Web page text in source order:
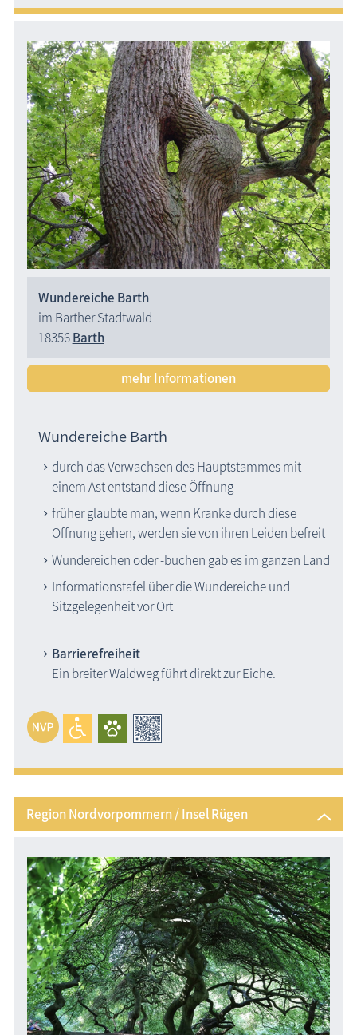
Wundereiche Barth
im Barther Stadtwald
18356Barth
mehr Informationen
Wundereiche Barth
durch das Verwachsen des Hauptstammes mit
einem Ast entstand diese Öffnung
früher glaubte man, wenn Kranke durch diese
Öffnung gehen, werden sie von ihren Leiden befreit
Wundereichen oder -buchen gab es im ganzen Land
Informationstafel über die Wundereiche und
Sitzgelegenheit vor Ort
Barrierefreiheit
Ein breiter Waldweg führt direkt zur Eiche.
Region Nordvorpommern / Insel Rügen